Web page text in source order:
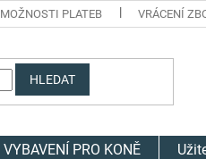
MOŽNOSTI PLATEB VRÁCENÍ
HLEDAT
VYBAVENÍ PRO KONĚ